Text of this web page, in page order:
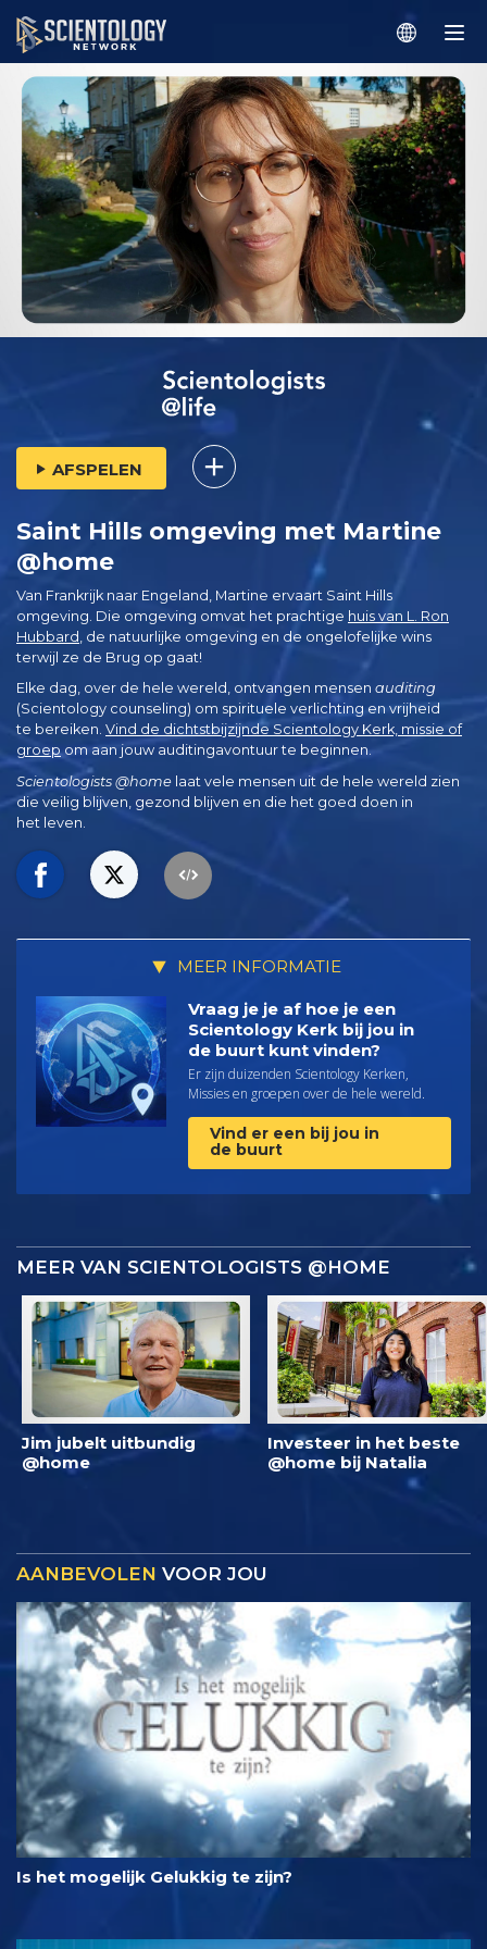
AFSPELEN
Saint Hills omgeving met Martine
@home
Van Frankrijk naar Engeland, Martine ervaart Saint Hills
omgeving. Die omgeving omvat het prachtige huis van L. Ron
Hubbard , de natuurlijke omgeving en de ongelofelijke wins
terwijl ze de Brug op gaat!
Elke dag, over de hele wereld, ontvangen mensen auditing
(Scientology counseling) om spirituele verlichting en vrijheid
te bereiken. Vind de dichtstbijzijnde Scientology Kerk, missie of
groepom aan jouw auditingavontuur te beginnen.
Scientologists @home laat vele mensen uit de hele wereld zien
die veilig blijven, gezond blijven en die het goed doen in
het leven.
MEER INFORMATIE
Vraag je je af hoe je een
Scientology Kerk bij jou in
de buurt kunt vinden?
Er zijn duizenden Scientology Kerken,
Missies en groepen over de hele wereld.
Vind er een bij jou in
de buurt
MEER VAN SCIENTOLOGISTS @HOME
Jim jubelt uitbundig
@home
Investeer in het beste
@home bij Natalia
AANBEVOLEN VOOR JOU
Is het mogelijk Gelukkig te zijn?